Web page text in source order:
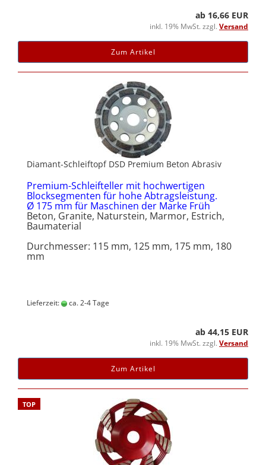
ab 16,66 EUR
inkl. 19% MwSt. zzgl. Versand
Zum Artikel
Diamant-Schleiftopf DSD Premium Beton Abrasiv
Premium-Schleifteller mit hochwertigen
Blocksegmenten für hohe Abtragsleistung.
Ø 175 mm für Maschinen der Marke Früh
Beton, Granite, Naturstein, Marmor, Estrich,
Baumaterial
Durchmesser: 115 mm, 125 mm, 175 mm, 180
mm
Lieferzeit: ca. 2-4 Tage
ab 44,15 EUR
inkl. 19% MwSt. zzgl. Versand
Zum Artikel
TOP